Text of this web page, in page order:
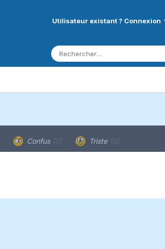
Utilisateur existant ? Connexion
Confus (0) Triste (0)